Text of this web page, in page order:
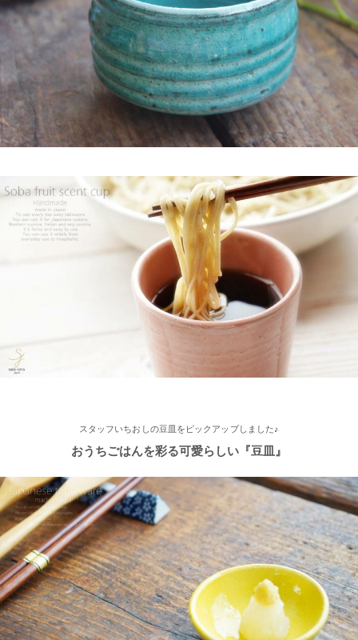
2025/2/5
≪テレビで紹介されました≫ 2024年1月21日 大垣ケーブルテレ
ビ『里見まさとのご町内探訪 おちょぼさんの参道をぶらぶら歩
くふれあい散歩』で 白いごはん器のお店 らいすぼーる 千代保稲
荷神社店が紹介されました。
≪おすすめ≫ちょこっとがうれしい♪何個あっても便利な手づく
り豆皿
≪第2弾 公式Youtubeチャンネル お買い物モニターアンバサダー
大募集☆≫ 詳しくはらいすぼ～るインスタグラムをチェッ
2025/2/4
が白いごはん器のお店 らいすぼーる 春日井店にいらっしゃいま
2025/2/4
≪テレビで紹介されました≫ 2021年9月5日 中京テレビ キャッ
チ！『金額当て中継 コレいくらでSHOW！』生放送のコーナー
で 白いごはん器のお店 らいすぼーる 小牧店が出演しました。
2024/12/4
オフィシャルショップがリニューアルしました！お客様により快
スタッフいちおしの豆皿をピックアップしました♪
おうちごはんを彩る可愛らしい『豆皿』